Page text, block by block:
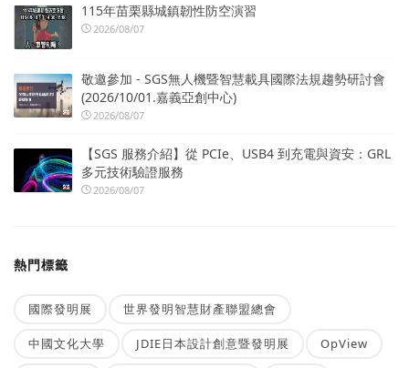
115年苗栗縣城鎮韌性防空演習
2026/08/07
敬邀參加 - SGS無人機暨智慧載具國際法規趨勢研討會
(2026/10/01.嘉義亞創中心)
2026/08/07
【SGS 服務介紹】從 PCIe、USB4 到充電與資安：GRL
多元技術驗證服務
2026/08/07
熱門標籤
國際發明展 世界發明智慧財產聯盟總會
中國文化大學 JDIE日本設計創意暨發明展 OpView